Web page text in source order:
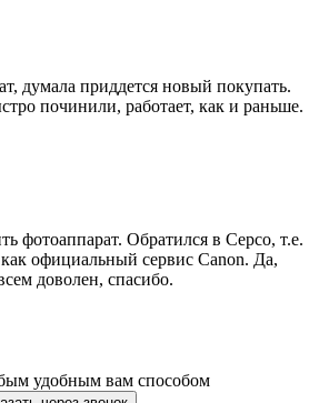
думала приддется новый покупать.
починили, работает, как и раньше.
фотоаппарат. Обратился в Серсо, т.е.
официальный сервис Canon. Да,
доволен, спасибо.
удобным вам способом